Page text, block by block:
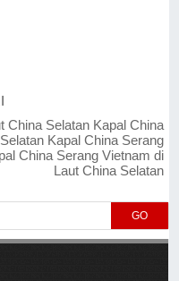
China Selatan Kapal China
Kapal China Serang
China Serang Vietnam di
Laut China Selatan
GO